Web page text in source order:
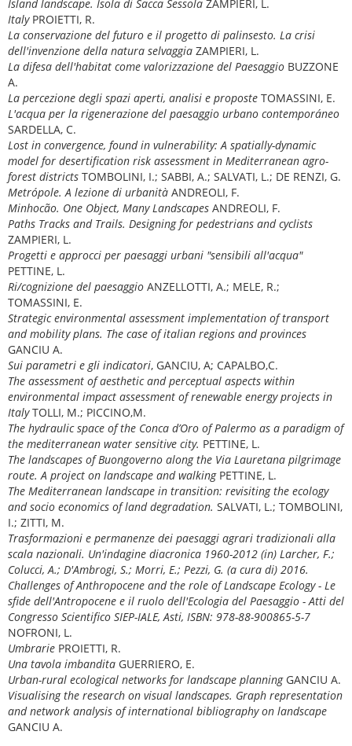
Island landscape. Isola di Sacca Sessola ZAMPIERI, L.
Italy PROIETTI, R.
La conservazione del futuro e il progetto di palinsesto. La crisi
dell'invenzione della natura selvaggia ZAMPIERI, L.
La difesa dell'habitat come valorizzazione del Paesaggio BUZZONE
A.
La percezione degli spazi aperti, analisi e proposte TOMASSINI, E.
L'acqua per la rigenerazione del paesaggio urbano contemporáneo
SARDELLA, C.
Lost in convergence, found in vulnerability: A spatially-dynamic
model for desertification risk assessment in Mediterranean agro-
forest districts TOMBOLINI, I.; SABBI, A.; SALVATI, L.; DE RENZI, G.
Metrópole. A lezione di urbanità ANDREOLI, F.
Minhocão. One Object, Many Landscapes ANDREOLI, F.
Paths Tracks and Trails. Designing for pedestrians and cyclists
ZAMPIERI, L.
Progetti e approcci per paesaggi urbani "sensibili all'acqua"
PETTINE, L.
Ri/cognizione del paesaggio ANZELLOTTI, A.; MELE, R.;
TOMASSINI, E.
Strategic environmental assessment implementation of transport
and mobility plans. The case of italian regions and provinces
GANCIU A.
Sui parametri e gli indicatori, GANCIU, A; CAPALBO,C.
The assessment of aesthetic and perceptual aspects within
environmental impact assessment of renewable energy projects in
ItalyTOLLI, M.; PICCINO,M.
The hydraulic space of the Conca d’Oro of Palermo as a paradigm of
the mediterranean water sensitive city. PETTINE, L.
The landscapes of Buongoverno along the Via Lauretana pilgrimage
route. A project on landscape and walkingPETTINE, L.
The Mediterranean landscape in transition: revisiting the ecology
and socio economics of land degradation. SALVATI, L.; TOMBOLINI,
I.; ZITTI, M.
Trasformazioni e permanenze dei paesaggi agrari tradizionali alla
scala nazionali. Un'indagine diacronica 1960-2012 (in) Larcher, F.;
Colucci, A.; D'Ambrogi, S.; Morri, E.; Pezzi, G. (a cura di) 2016.
Challenges of Anthropocene and the role of Landscape Ecology - Le
sfide dell'Antropocene e il ruolo dell'Ecologia del Paesaggio - Atti del
Congresso Scientifico SIEP-IALE, Asti, ISBN: 978-88-900865-5-7
NOFRONI, L.
Umbrarie PROIETTI, R.
Una tavola imbandita GUERRIERO, E.
Urban-rural ecological networks for landscape planning GANCIU A.
Visualising the research on visual landscapes. Graph representation
and network analysis of international bibliography on landscape
GANCIU A.